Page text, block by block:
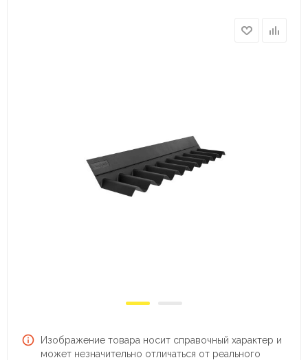
Изображение товара носит справочный характер и
может незначительно отличаться от реального